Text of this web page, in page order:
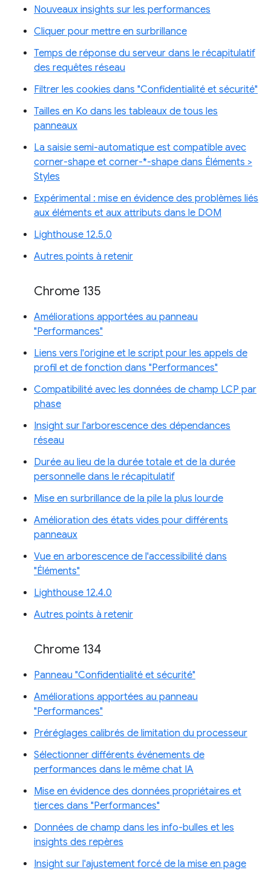
Nouveaux insights sur les performances
Cliquer pour mettre en surbrillance
Temps de réponse du serveur dans le récapitulatif
des requêtes réseau
Filtrer les cookies dans "Confidentialité et sécurité"
Tailles en Ko dans les tableaux de tous les
panneaux
La saisie semi-automatique est compatible avec
corner-shape et corner-*-shape dans Éléments >
Styles
Expérimental : mise en évidence des problèmes liés
aux éléments et aux attributs dans le DOM
Lighthouse 12.5.0
Autres points à retenir
Chrome 135
Améliorations apportées au panneau
"Performances"
Liens vers l'origine et le script pour les appels de
profil et de fonction dans "Performances"
Compatibilité avec les données de champ LCP par
phase
Insight sur l'arborescence des dépendances
réseau
Durée au lieu de la durée totale et de la durée
personnelle dans le récapitulatif
Mise en surbrillance de la pile la plus lourde
Amélioration des états vides pour différents
panneaux
Vue en arborescence de l'accessibilité dans
"Éléments"
Lighthouse 12.4.0
Autres points à retenir
Chrome 134
Panneau "Confidentialité et sécurité"
Améliorations apportées au panneau
"Performances"
Préréglages calibrés de limitation du processeur
Sélectionner différents événements de
performances dans le même chat IA
Mise en évidence des données propriétaires et
tierces dans "Performances"
Données de champ dans les info-bulles et les
insights des repères
Insight sur l'ajustement forcé de la mise en page